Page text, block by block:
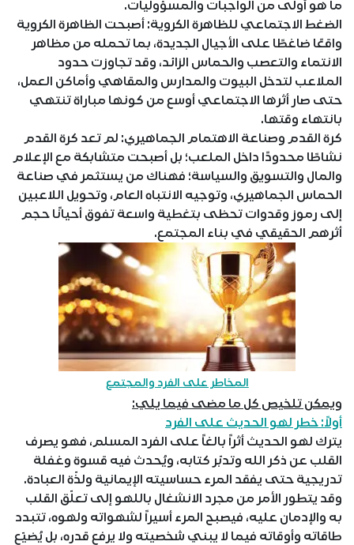
ما هو أولى من الواجبات والمسؤوليات.
الضغط الاجتماعي للظاهرة الكروية: أصبحت الظاهرة الكروية
واقعًا ضاغطًا على الأجيال الجديدة، بما تحمله من مظاهر
الانتماء والتعصب والحماس الزائد، وقد تجاوزت حدود
الملاعب لتدخل البيوت والمدارس والمقاهي وأماكن العمل،
حتى صار أثرها الاجتماعي أوسع من كونها مباراة تنتهي
بانتهاء وقتها.
كرة القدم وصناعة الاهتمام الجماهيري: لم تعد كرة القدم
نشاطًا محدودًا داخل الملعب؛ بل أصبحت متشابكة مع الإعلام
والمال والتسويق والسياسة؛ فهناك من يستثمر في صناعة
الحماس الجماهيري، وتوجيه الانتباه العام، وتحويل اللاعبين
إلى رموز وقدوات تحظى بتغطية واسعة تفوق أحيانًا حجم
أثرهم الحقيقي في بناء المجتمع.
المخاطر على الفرد والمجتمع
ويمكن تلخيص كل ما مضى فيما يلي:
أولاً: خطر لهو الحديث على الفرد
يترك لهو الحديث أثراً بالغاً على الفرد المسلم، فهو يصرف
القلب عن ذكر الله وتدبّر كتابه، ويُحدث فيه قسوة وغفلة
تدريجية حتى يفقد المرء حساسيته الإيمانية ولذّة العبادة.
وقد يتطور الأمر من مجرد الانشغال باللهو إلى تعلّق القلب
به والإدمان عليه، فيصبح المرء أسيراً لشهواته ولهوه، تتبدد
طاقاته وأوقاته فيما لا يبني شخصيته ولا يرفع قدره، بل يُضيّع